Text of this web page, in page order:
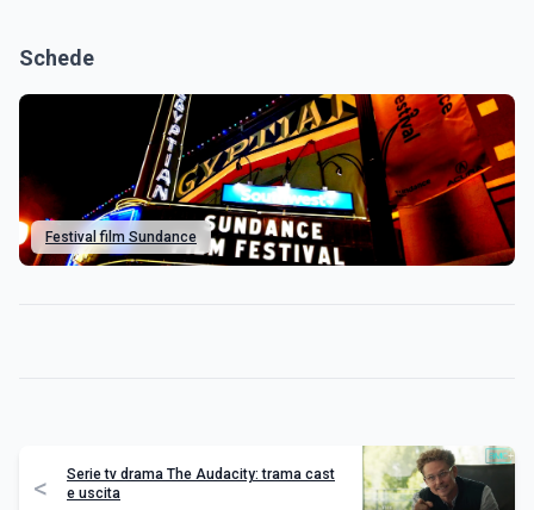
Schede
Festival film Sundance
<
Serie tv drama The Audacity: trama cast
e uscita